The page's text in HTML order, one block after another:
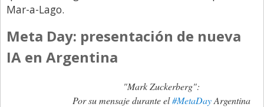
Salidas
Santa Fe
Show Business
Mar-a-Lago.
Meta Day: presentación de nueva
IA en Argentina
"Mark Zuckerberg":
Por su mensaje durante el#MetaDayArgentina